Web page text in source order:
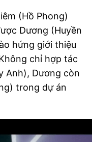
(Hồ Phong)
Dương (Huyền
hứng giới thiệu
chỉ hợp tác
Anh), Dương còn
trong dự án